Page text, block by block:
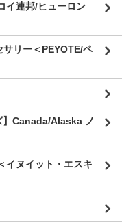
連邦/ヒューロン
リー＜PEYOTE/ペ
Canada/Alaska ノ
ヌイット・エスキ